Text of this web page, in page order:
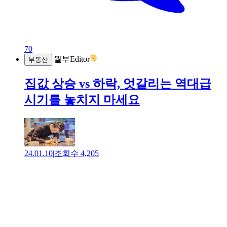
70
부동산 |월부Editor
집값 상승 vs 하락, 엇갈리는 역대급
시기를 놓치지 마세요
24.01.10|조회수 4,205